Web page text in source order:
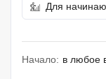
Для
Начало: в любое